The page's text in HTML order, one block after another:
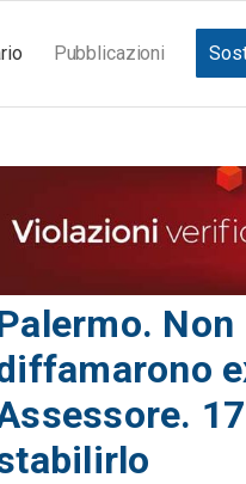
Pubblicazioni
Non